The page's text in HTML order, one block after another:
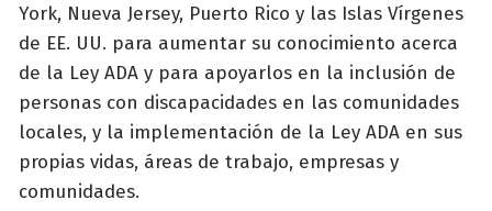
York, Nueva Jersey, Puerto Rico y las Islas Vírgenes
de EE. UU. para aumentar su conocimiento acerca
de la Ley ADA y para apoyarlos en la inclusión de
personas con discapacidades en las comunidades
locales, y la implementación de la Ley ADA en sus
propias vidas, áreas de trabajo, empresas y
comunidades.